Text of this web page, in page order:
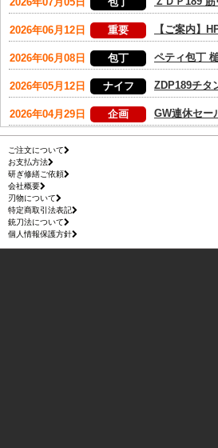
ご注文について
お支払方法
研ぎ修繕ご依頼
会社概要
刃物について
特定商取引法表記
銃刀法について
個人情報保護方針